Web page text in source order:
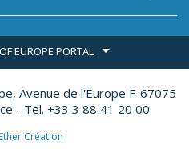
EUROPE PORTAL
Avenue de l'Europe F-67075
- Tel. +33 3 88 41 20 00
Ether Création